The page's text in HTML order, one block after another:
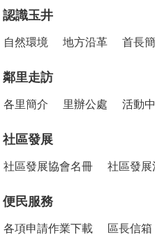
認識玉井
自然環境 地方沿革 首長
鄰里走訪
各里簡介 里辦公處 活動
社區發展
社區發展協會名冊 社區發展
便民服務
各項申請作業下載 區長信箱